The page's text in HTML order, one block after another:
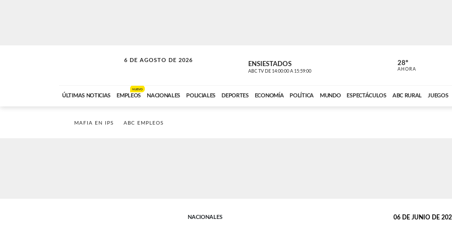
6 DE AGOSTO DE 2026
A DE LA TARDE ENSIESTADOS
ABC TV DE 14:00:00 A 15:59:00 ABC CARDINAL
28º
AHORA
ÚLTIMAS NOTICIAS EMPLEOS
NUEVO
NACIONALES POLICIALES DEPORTES ECONOMÍA POLÍTICA MUNDO ESPECTÁCULOS ABC RURAL JUEGOS
MAFIA EN IPS ABC EMPLEOS
NACIONALES 06 DE JUNIO DE